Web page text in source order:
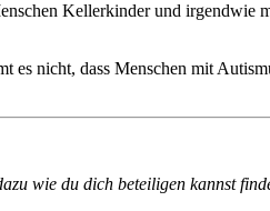
Kellerkinder und irgendwie
es nicht, dass Menschen mit
wie du dich beteiligen kannst